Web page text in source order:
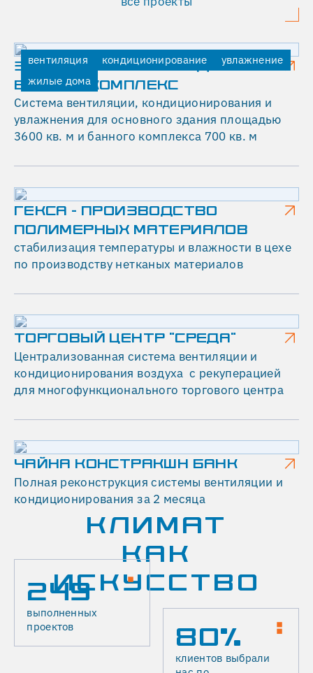
вентиляция кондиционирование
увлажнение
жилые дома
ЗАГОРОДНЫЙ ЖИЛОЙ ДОМ И
БАННЫЙ КОМПЛЕКС
Система вентиляции, кондиционирования и
увлажнения для основного здания площадью
3600 кв. м и банного комплекса 700 кв. м
ГЕКСА - ПРОИЗВОДСТВО
ПОЛИМЕРНЫХ МАТЕРИАЛОВ
стабилизация температуры и влажности в цехе
по производству нетканых материалов
ТОРГОВЫЙ ЦЕНТР "СРЕДА"
Централизованная система вентиляции и
кондиционирования воздуха с рекуперацией
для многофункционального торгового центра
ЧАЙНА КОНСТРАКШН БАНК
Полная реконструкция системы вентиляции и
кондиционирования за 2 месяца
КЛИМАТ
КАК
ИСКУССТВО
249
выполненных
проектов
80%
клиентов выбрали